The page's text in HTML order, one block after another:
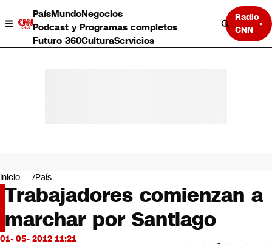
PaísMundoNegocios
Podcast y Programas completos
Futuro 360CulturaServicios
Radio
CNN
Negocios
Deportes
Programas completos
Cultura
Servicios
Inicio País
Trabajadores comienzan a
marchar por Santiago
01- 05- 2012 11:21